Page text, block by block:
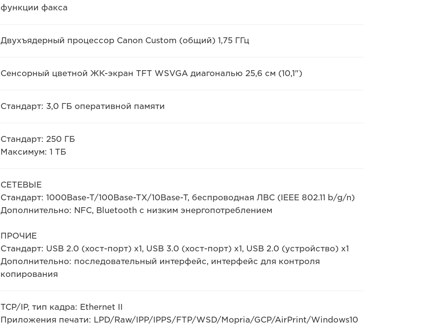
функции факса
Двухъядерный процессор Canon Custom (общий) 1,75 ГГц
Сенсорный цветной ЖК-экран TFT WSVGA диагональю 25,6 см (10,1")
Стандарт: 3,0 ГБ оперативной памяти
Стандарт: 250 ГБ
Максимум: 1 ТБ
СЕТЕВЫЕ
Стандарт: 1000Base-T/100Base-TX/10Base-T, беспроводная ЛВС (IEEE 802.11 b/g/n)
Дополнительно: NFC, Bluetooth с низким энергопотреблением
ПРОЧИЕ
Стандарт: USB 2.0 (хост-порт) x1, USB 3.0 (хост-порт) x1, USB 2.0 (устройство) x1
Дополнительно: последовательный интерфейс, интерфейс для контроля
копирования
TCP/IP, тип кадра: Ethernet II
Приложения печати: LPD/Raw/IPP/IPPS/FTP/WSD/Mopria/GCP/AirPrint/Windows10